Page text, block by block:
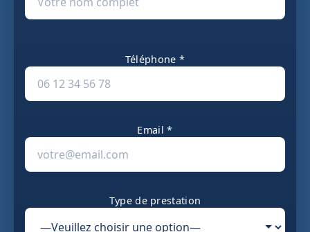
Téléphone *
Email *
Type de prestation